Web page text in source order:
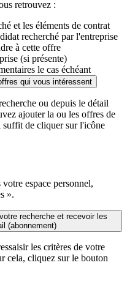
retrouvez :
et les éléments de contrat
recherché par l'entreprise
à cette offre
(si présente)
le cas échéant
qui vous intéressent
ou depuis le détail
ajouter la ou les offres de
de cliquer sur l'icône
espace personnel,
».
recherche et recevoir les
(abonnement)
les critères de votre
cela, cliquez sur le bouton